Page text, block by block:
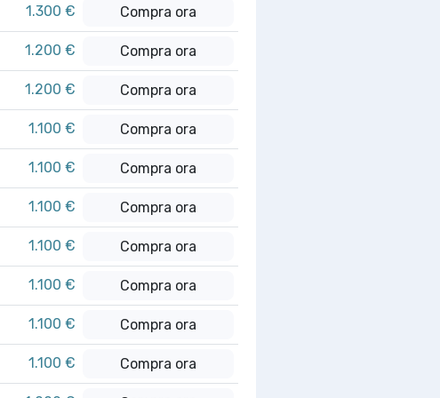
1.300 € Compra ora
1.200 € Compra ora
1.200 € Compra ora
1.100 € Compra ora
1.100 € Compra ora
1.100 € Compra ora
1.100 € Compra ora
1.100 € Compra ora
1.100 € Compra ora
1.100 € Compra ora